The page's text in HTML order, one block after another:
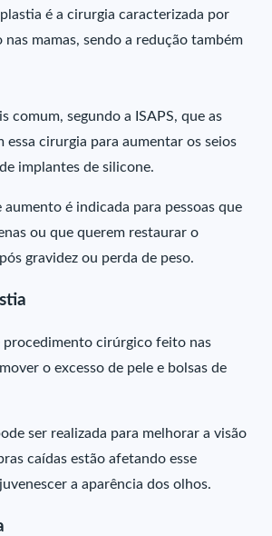
é a cirurgia caracterizada por
mamas, sendo a redução também
comum, segundo a ISAPS, que as
essa cirurgia para aumentar os seios
implantes de silicone.
aumento é indicada para pessoas que
ou que querem restaurar o
gravidez ou perda de peso.
procedimento cirúrgico feito nas
o excesso de pele e bolsas de
ser realizada para melhorar a visão
caídas estão afetando esse
a aparência dos olhos.